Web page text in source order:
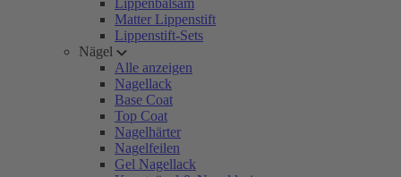
Lippenbalsam
Matter Lippenstift
Lippenstift-Sets
Nägel
Alle anzeigen
Nagellack
Base Coat
Top Coat
Nagelhärter
Nagelfeilen
Gel Nagellack